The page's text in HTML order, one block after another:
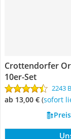
Crottendorfer
10er-Set
2243
ab 13,00 € ( Sofort